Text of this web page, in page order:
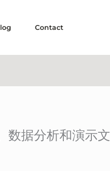
Contact
数据分析和演示文